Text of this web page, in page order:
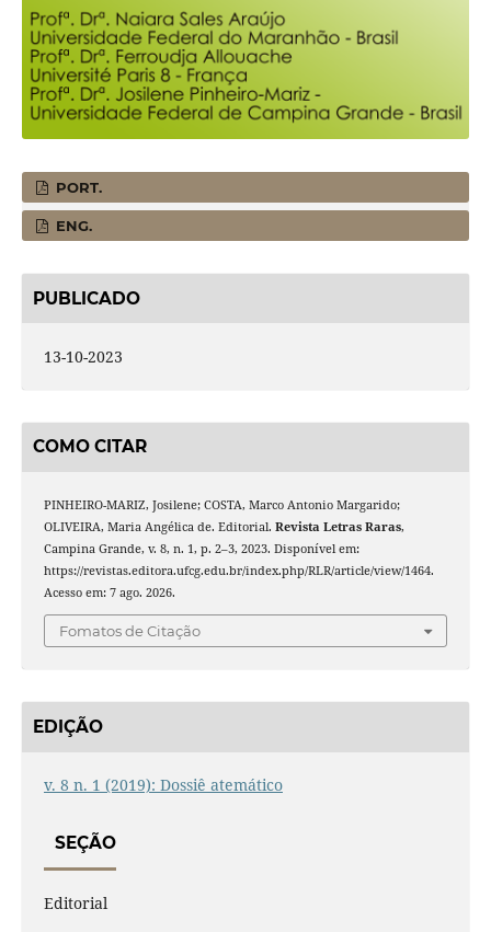
PORT.
ENG.
PUBLICADO
13-10-2023
COMO CITAR
PINHEIRO-MARIZ, Josilene; COSTA, Marco Antonio Margarido;
OLIVEIRA, Maria Angélica de. Editorial. Revista Letras Raras,
Campina Grande, v. 8, n. 1, p. 2–3, 2023. Disponível em:
https://revistas.editora.ufcg.edu.br/index.php/RLR/article/view/1464.
Acesso em: 7 ago. 2026.
Fomatos de Citação
EDIÇÃO
v. 8 n. 1 (2019): Dossiê atemático
SEÇÃO
Editorial